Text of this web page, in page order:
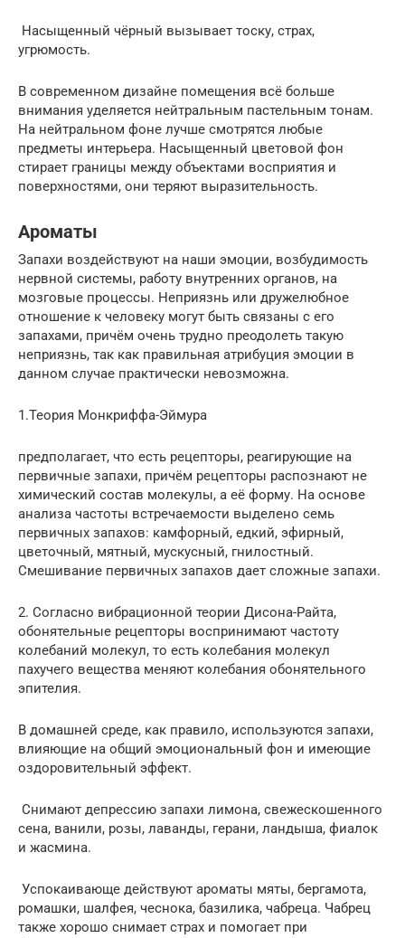
Насыщенный чёрный вызывает тоску, страх,
угрюмость.
В современном дизайне помещения всё больше
внимания уделяется нейтральным пастельным тонам.
На нейтральном фоне лучше смотрятся любые
предметы интерьера. Насыщенный цветовой фон
стирает границы между объектами восприятия и
поверхностями, они теряют выразительность.
Ароматы
Запахи воздействуют на наши эмоции, возбудимость
нервной системы, работу внутренних органов, на
мозговые процессы. Неприязнь или дружелюбное
отношение к человеку могут быть связаны с его
запахами, причём очень трудно преодолеть такую
неприязнь, так как правильная атрибуция эмоции в
данном случае практически невозможна.
1.Теория Монкриффа-Эймура
предполагает, что есть рецепторы, реагирующие на
первичные запахи, причём рецепторы распознают не
химический состав молекулы, а её форму. На основе
анализа частоты встречаемости выделено семь
первичных запахов: камфорный, едкий, эфирный,
цветочный, мятный, мускусный, гнилостный.
Смешивание первичных запахов дает сложные запахи.
2. Согласно вибрационной теории Дисона-Райта,
обонятельные рецепторы воспринимают частоту
колебаний молекул, то есть колебания молекул
пахучего вещества меняют колебания обонятельного
эпителия.
В домашней среде, как правило, используются запахи,
влияющие на общий эмоциональный фон и имеющие
оздоровительный эффект.
Снимают депрессию запахи лимона, свежескошенного
сена, ванили, розы, лаванды, герани, ландыша, фиалок
и жасмина.
Успокаивающе действуют ароматы мяты, бергамота,
ромашки, шалфея, чеснока, базилика, чабреца. Чабрец
также хорошо снимает страх и помогает при